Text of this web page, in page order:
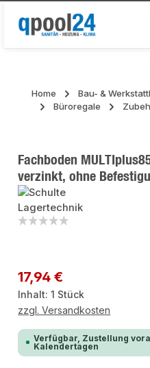
Zum Hauptinhalt springen
Home Bau- &
Büroregale
Fachboden
verzinkt, ohne
Regulärer Preis:
17,94 €
Inhalt:1 Stück
zzgl. Versandkosten
Verfügbar, Zustellung
Kalendertagen